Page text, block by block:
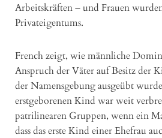
Arbeitskräften – und Frauen
Privateigentums.
French zeigt, wie männliche
Anspruch der Väter auf Besitz der
der Namensgebung ausgeübt
erstgeborenen Kind war weit
patrilinearen Gruppen, wenn ein
dass das erste Kind einer Ehefrau